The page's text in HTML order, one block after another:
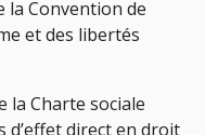
la Convention de
et des libertés
la Charte sociale
d’effet direct en droit